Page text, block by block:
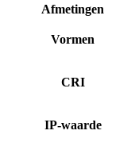
Afmetingen
Vormen
CRI
IP-waarde